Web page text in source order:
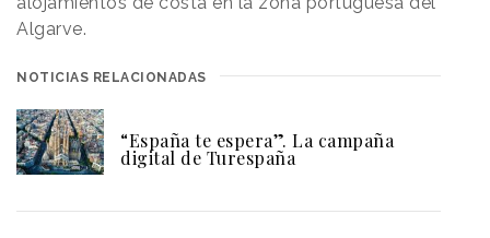
Algarve.
NOTICIAS RELACIONADAS
“España te espera”. La campaña
digital de Turespaña